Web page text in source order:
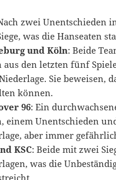
zwei Unentschieden
was die Hanseaten
und Köln: Beide
aus den letzten fünf
Sie beweisen,
können.
96: Ein
einem Unentschieden
aber immer
KSC: Beide mit zwei
was die